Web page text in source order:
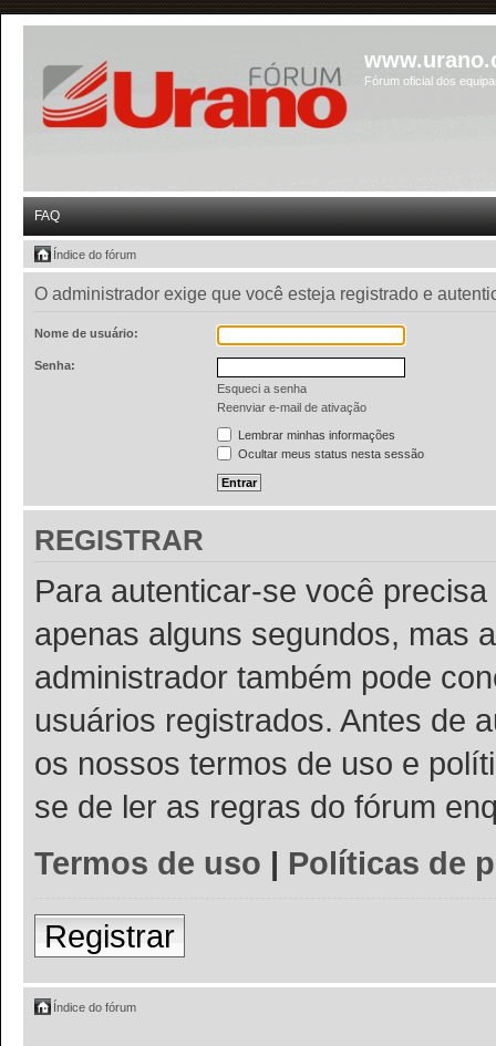
Fórum oficial dos
FAQ
Índice do fórum
O administrador exige que você esteja registrado e
Nome de usuário:
Senha:
Esqueci a senha
Reenviar e-mail de ativação
Lembrar minhas informações
Ocultar meus status nesta sessão
REGISTRAR
Para autenticar-se você
apenas alguns segundos, mas
administrador também pode
usuários registrados. Antes de
os nossos termos de uso e
se de ler as regras do fórum
Termos de uso | Políticas de
Registrar
Índice do fórum